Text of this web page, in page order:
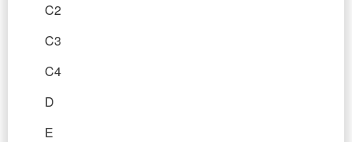
C2
C3
C4
D
E